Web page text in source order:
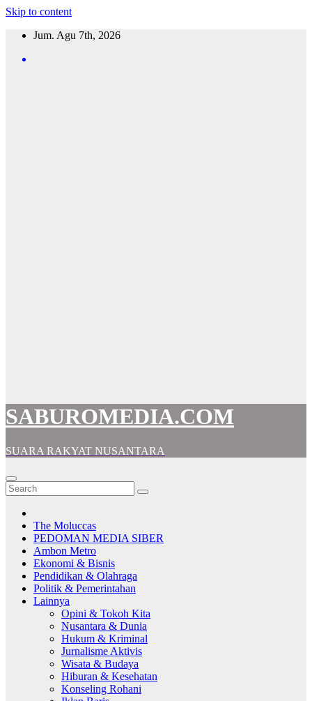
Skip to content
Jum. Agu 7th, 2026
SABUROMEDIA.COM
SUARA RAKYAT NUSANTARA
The Moluccas
PEDOMAN MEDIA SIBER
Ambon Metro
Ekonomi & Bisnis
Pendidikan & Olahraga
Politik & Pemerintahan
Lainnya
Opini & Tokoh Kita
Nusantara & Dunia
Hukum & Kriminal
Jurnalisme Aktivis
Wisata & Budaya
Hiburan & Kesehatan
Konseling Rohani